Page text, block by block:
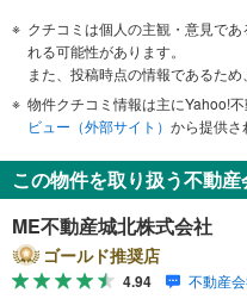
クチコミは個人の主観・意見で
れる可能性があります。
また、投稿時点の情報であるため
物件クチコミ情報は主にYahoo!
ビュー（外部サイト） から提供さ
この物件を取り扱う不動産
ME不動産城北株式会社
ゴールド推奨店
4.94 不動産